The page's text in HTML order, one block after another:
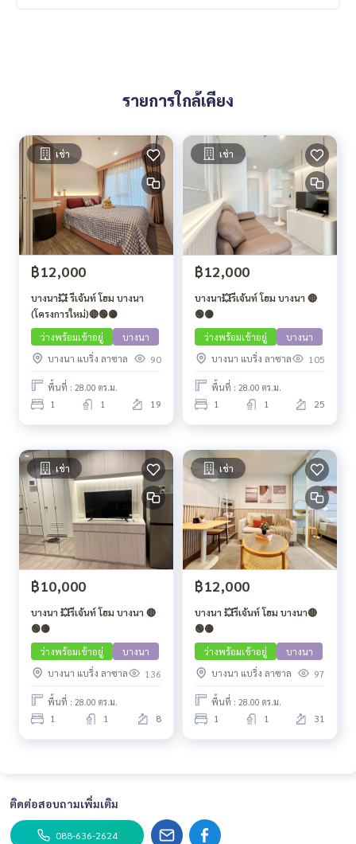
รายการใกล้เคียง
เช่า
฿12,000
บางนา💥 รีเจ้นท์ โฮม บางนา
(โครงการใหม่)🔴🟢🟡
ว่างพร้อมเข้าอยู่
บางนา
บางนา แบริ่ง ลาซาล
90
พื้นที่ : 28.00 ตร.ม.
1 1 19
เช่า
฿12,000
บางนา💥รีเจ้นท์ โฮม บางนา 🔴
🟢🟡
ว่างพร้อมเข้าอยู่
บางนา
บางนา แบริ่ง ลาซาล
105
พื้นที่ : 28.00 ตร.ม.
1 1 25
เช่า
฿10,000
บางนา 💥รีเจ้นท์ โฮม บางนา 🔴
🟢🟡
ว่างพร้อมเข้าอยู่
บางนา
บางนา แบริ่ง ลาซาล
136
พื้นที่ : 28.00 ตร.ม.
1 1 8
เช่า
฿12,000
บางนา 💥รีเจ้นท์ โฮม บางนา🔴
🟢🟡
ว่างพร้อมเข้าอยู่
บางนา
บางนา แบริ่ง ลาซาล
97
พื้นที่ : 28.00 ตร.ม.
1 1 31
ติดต่อสอบถามเพิ่มเติม
088-636-2624